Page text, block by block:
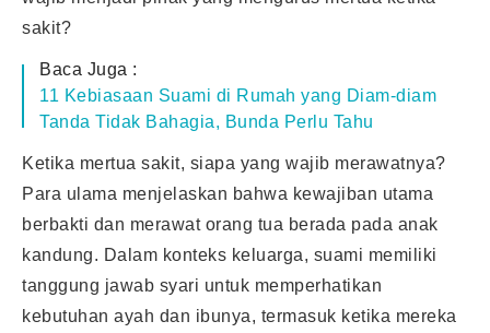
sakit?
Baca Juga :
11 Kebiasaan Suami di Rumah yang Diam-diam
Tanda Tidak Bahagia, Bunda Perlu Tahu
Ketika mertua sakit, siapa yang wajib merawatnya?
Para ulama menjelaskan bahwa kewajiban utama
berbakti dan merawat orang tua berada pada anak
kandung. Dalam konteks keluarga, suami memiliki
tanggung jawab syari untuk memperhatikan
kebutuhan ayah dan ibunya, termasuk ketika mereka